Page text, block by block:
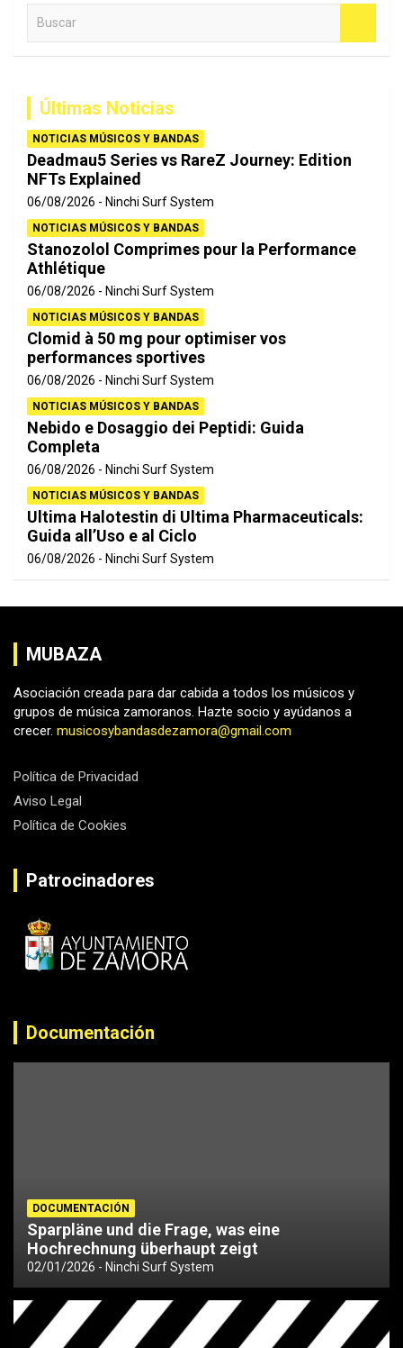
Últimas Noticias
NOTICIAS MÚSICOS Y BANDAS
Deadmau5 Series vs RareZ Journey: Edition
NFTs Explained
06/08/2026 Ninchi Surf System
NOTICIAS MÚSICOS Y BANDAS
Stanozolol Comprimes pour la Performance
Athlétique
06/08/2026 Ninchi Surf System
NOTICIAS MÚSICOS Y BANDAS
Clomid à 50 mg pour optimiser vos
performances sportives
06/08/2026 Ninchi Surf System
NOTICIAS MÚSICOS Y BANDAS
Nebido e Dosaggio dei Peptidi: Guida
Completa
06/08/2026 Ninchi Surf System
NOTICIAS MÚSICOS Y BANDAS
Ultima Halotestin di Ultima Pharmaceuticals:
Guida all’Uso e al Ciclo
06/08/2026 Ninchi Surf System
MUBAZA
Asociación creada para dar cabida a todos los músicos y
grupos de música zamoranos. Hazte socio y ayúdanos a
crecer. musicosybandasdezamora@gmail.com
Política de Privacidad
Aviso Legal
Política de Cookies
Patrocinadores
Documentación
DOCUMENTACIÓN
Sparpläne und die Frage, was eine
Hochrechnung überhaupt zeigt
02/01/2026 Ninchi Surf System